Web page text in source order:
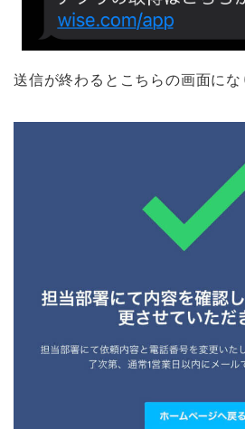
送信が終わるとこちらの画面にな